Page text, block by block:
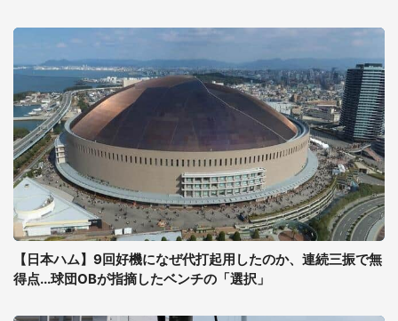
【日本ハム】9回好機になぜ代打起用したのか、連続三振で無
得点...球団OBが指摘したベンチの「選択」